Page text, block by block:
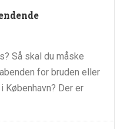
Så skal du måske
for bruden eller
København? Der er